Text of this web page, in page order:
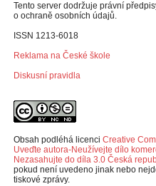
Tento server dodržuje právní
o ochraně osobních údajů.
ISSN 1213-6018
Reklama na České škole
Diskusní pravidla
Obsah podléhá licenci Creative
Uveďte autora-Neužívejte dílo
Nezasahujte do díla 3.0 Česká
pokud není uvedeno jinak nebo
tiskové zprávy.